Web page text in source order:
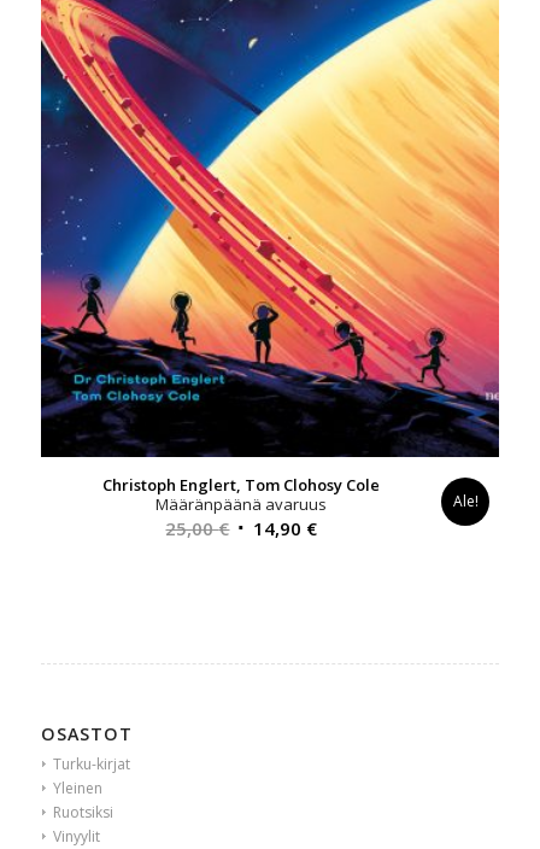
Christoph Englert, Tom Clohosy Cole
Määränpäänä avaruus
25,00€ Alkuperäinen
14,90 €Nykyinen
Ale!
OSASTOT
Turku-kirjat
Yleinen
Ruotsiksi
Vinyylit